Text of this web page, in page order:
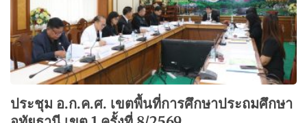
ประชุม อ.ก.ค.ศ. เขตพื้นที่การศึกษาประถมศึกษา